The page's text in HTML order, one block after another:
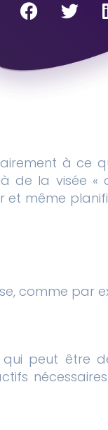
à ce
la visée «
même
comme par
peut être